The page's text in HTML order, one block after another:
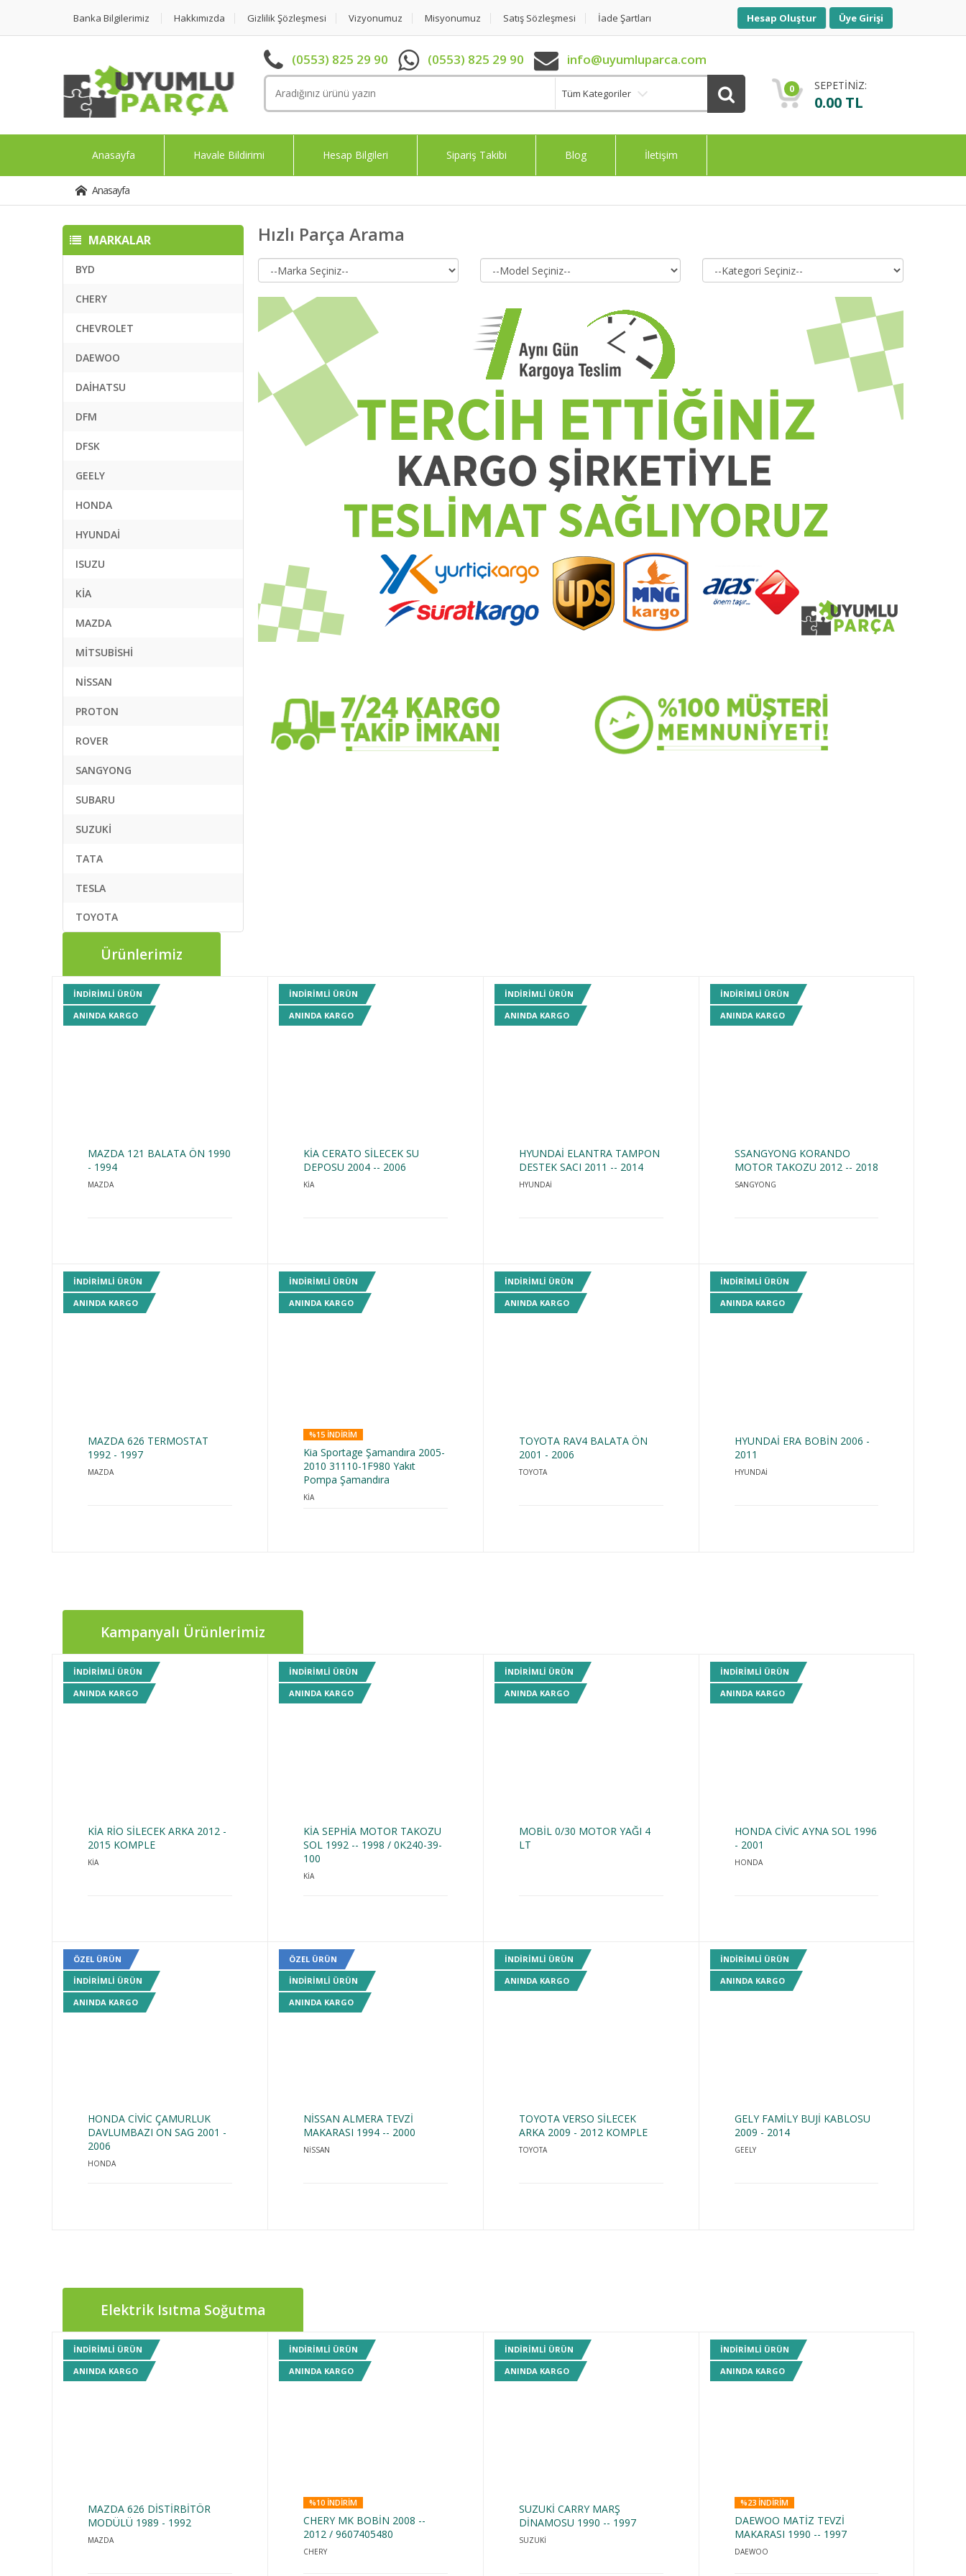
Banka Bilgilerimiz Hakkımızda Gizlilik Şözleşmesi Vizyonumuz Misyonumuz Satış Sözleşmesi İade Şartları Hesap Oluştur Üye Girişi
(0553) 825 29 90 (0553) 825 29 90 info@uyumluparca.com
Tüm Kategoriler 0 SEPETİNİZ:
0.00 TL
Anasayfa Havale Bildirimi Hesap Bilgileri Sipariş Takibi Blog İletişim
Anasayfa
MARKALAR
BYD
CHERY
CHEVROLET
DAEWOO
DAİHATSU
DFM
DFSK
GEELY
HONDA
HYUNDAİ
ISUZU
KİA
MAZDA
MİTSUBİSHİ
NİSSAN
PROTON
ROVER
SANGYONG
SUBARU
SUZUKİ
TATA
TESLA
TOYOTA
Hızlı Parça Arama
Ürünlerimiz
INDIRIMLI ÜRÜN
ANINDA KARGO
MAZDA 121 BALATA ÖN 1990
- 1994
MAZDA
INDIRIMLI ÜRÜN
ANINDA KARGO
KİA CERATO SİLECEK SU
DEPOSU 2004 -- 2006
KİA
INDIRIMLI ÜRÜN
ANINDA KARGO
HYUNDAİ ELANTRA TAMPON
DESTEK SACI 2011 -- 2014
HYUNDAİ
INDIRIMLI ÜRÜN
ANINDA KARGO
SSANGYONG KORANDO
MOTOR TAKOZU 2012 -- 2018
SANGYONG
INDIRIMLI ÜRÜN
ANINDA KARGO
MAZDA 626 TERMOSTAT
1992 - 1997
MAZDA
INDIRIMLI ÜRÜN
ANINDA KARGO
%15 INDIRIM
Kia Sportage Şamandıra 2005-
2010 31110-1F980 Yakıt
Pompa Şamandıra
KİA
INDIRIMLI ÜRÜN
ANINDA KARGO
TOYOTA RAV4 BALATA ÖN
2001 - 2006
TOYOTA
INDIRIMLI ÜRÜN
ANINDA KARGO
HYUNDAİ ERA BOBİN 2006 -
2011
HYUNDAİ
Kampanyalı Ürünlerimiz
INDIRIMLI ÜRÜN
ANINDA KARGO
KİA RİO SİLECEK ARKA 2012 -
2015 KOMPLE
KİA
INDIRIMLI ÜRÜN
ANINDA KARGO
KİA SEPHİA MOTOR TAKOZU
SOL 1992 -- 1998 / 0K240-39-
100
KİA
INDIRIMLI ÜRÜN
ANINDA KARGO
MOBİL 0/30 MOTOR YAĞI 4
LT
INDIRIMLI ÜRÜN
ANINDA KARGO
HONDA CİVİC AYNA SOL 1996
- 2001
HONDA
ÖZEL ÜRÜN
INDIRIMLI ÜRÜN
ANINDA KARGO
HONDA CİVİC ÇAMURLUK
DAVLUMBAZI ON SAG 2001 -
2006
HONDA
ÖZEL ÜRÜN
INDIRIMLI ÜRÜN
ANINDA KARGO
NİSSAN ALMERA TEVZİ
MAKARASI 1994 -- 2000
NİSSAN
INDIRIMLI ÜRÜN
ANINDA KARGO
TOYOTA VERSO SİLECEK
ARKA 2009 - 2012 KOMPLE
TOYOTA
INDIRIMLI ÜRÜN
ANINDA KARGO
GELY FAMİLY BUJİ KABLOSU
2009 - 2014
GEELY
Elektrik Isıtma Soğutma
INDIRIMLI ÜRÜN
ANINDA KARGO
MAZDA 626 DİSTİRBİTÖR
MODÜLÜ 1989 - 1992
MAZDA
INDIRIMLI ÜRÜN
ANINDA KARGO
%10 INDIRIM
CHERY MK BOBİN 2008 --
2012 / 9607405480
CHERY
INDIRIMLI ÜRÜN
ANINDA KARGO
SUZUKİ CARRY MARŞ
DİNAMOSU 1990 -- 1997
SUZUKİ
INDIRIMLI ÜRÜN
ANINDA KARGO
%23 INDIRIM
DAEWOO MATİZ TEVZİ
MAKARASI 1990 -- 1997
DAEWOO